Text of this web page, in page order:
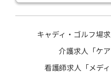
キャディ・ゴルフ場
介護求人「ケア
看護師求人「メデ